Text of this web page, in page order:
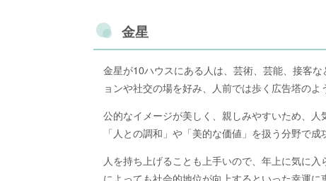
金星
金星が10ハウスにある人は、芸術、芸能、接客
ョンや社交の場を好み、人前では歩く広告塔のよ
公的なイメージが美しく、親しみやすいため、人
「人との調和」や「美的な価値」を扱う分野で成
人を持ち上げることも上手いので、年上に気に